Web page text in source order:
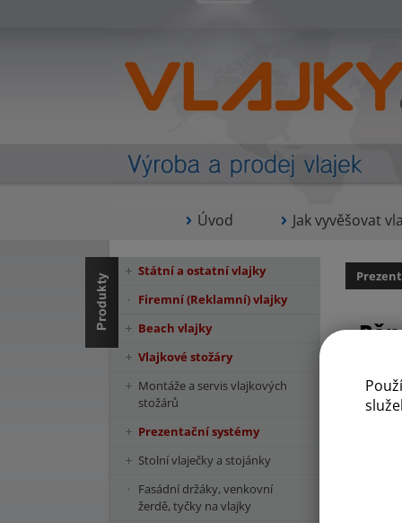
Úvod Jak vyvěšovat
Státní a ostatní vlajky
Firemní (Reklamní) vlajky
Beach vlajky
Vlajkové stožáry
Montáže a servis vlajkových
stožárů
Prezentační systémy
Stolní vlaječky a stojánky
Fasádní držáky, venkovní
žerdě, tyčky na vlajky